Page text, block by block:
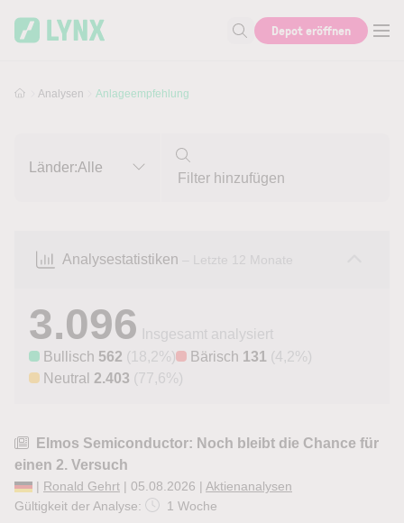
Suche nach Aktie, Autor...
Depot eröffnen
Analysen Anlageempfehlung
Länder:Alle
Analysestatistiken – Letzte 12 Monate
3.096
Insgesamt analysiert
Bullisch 562 (18,2%) Bärisch 131 (4,2%)
Neutral 2.403 (77,6%)
Elmos Semiconductor: Noch bleibt die Chance für
einen 2. Versuch
| Ronald Gehrt | 05.08.2026 | Aktienanalysen
Gültigkeit der Analyse:
1 Woche